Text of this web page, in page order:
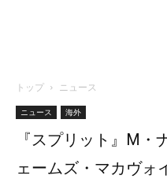
トップ ニュース
ニュース 海外
『スプリット』M・
ェームズ・マカヴォ